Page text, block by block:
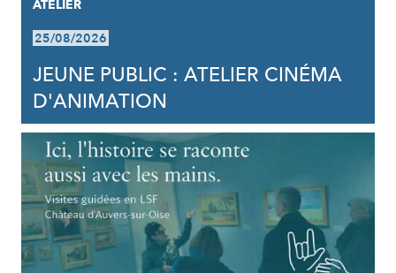
ATELIER
25/08/2026
JEUNE PUBLIC : ATELIER CINÉMA
D'ANIMATION